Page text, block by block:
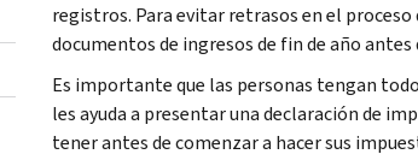
registros. Para evitar retrasos en el
documentos de ingresos de fin de año
Es importante que las personas tengan
les ayuda a presentar una declaración de
tener antes de comenzar a hacer sus